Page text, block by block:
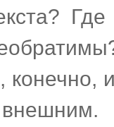
конечно,
внешним.